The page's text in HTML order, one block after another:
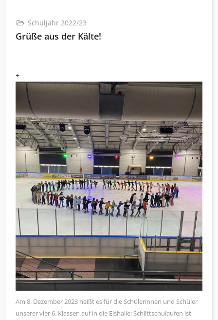
Schuljahr 2022/23
Grüße aus der Kälte!
+
Am 8. Dezember 2023 heißt es für die Schülerinnen und Schüler
unserer vier 6. Klassen auf in die Eishalle: Schlittschulaufen ist